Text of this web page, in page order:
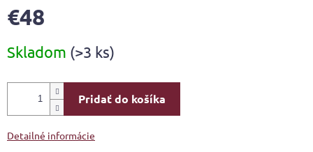
€48
cena:
Skladom (>3 ks)
Pridať do košíka
Detailné informácie